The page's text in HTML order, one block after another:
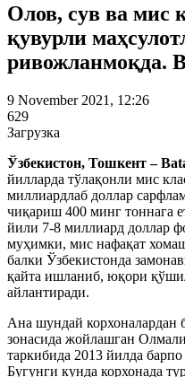
Олов, сув ва мис
қувурли
ривожланмоқда.
9 November 2021, 12:26
629
Загрузка
Ўзбекистон, Тошкент –
йилларда тўлақонли мис
миллиардлаб доллар
чиқариш 400 минг тоннага
йили 7-8 миллиард доллар
муҳимки, мис нафақат
балки Ўзбекистонда
қайта ишланиб, юқори
айлантиради.
Ана шундай корхоналардан
зонасида жойлашган
таркибида 2013 йилда
Бугунги кунда корхонада